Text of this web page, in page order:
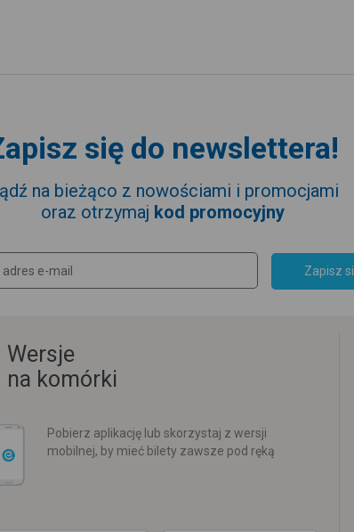
się do newslettera!
na bieżąco z nowościami i promocjami
oraz otrzymaj kod promocyjny
Zapisz
Wersje
na komórki
Pobierz aplikację lub skorzystaj z wersji
mobilnej, by mieć bilety zawsze pod ręką